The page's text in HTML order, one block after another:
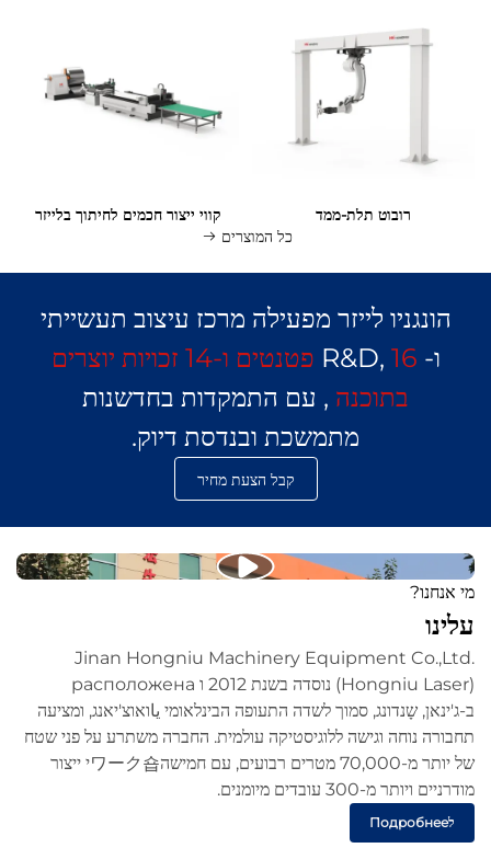
רובוט תלת-ממד
קווי ייצור חכמים לחיתוך בלייזר
כל המוצרים
הונגניו לייזר מפעילה מרכז עיצוב תעשייתי
ו- R&D,
16 פטנטים ו-14 זכויות יוצרים
בתוכנה , עם התמקדות בחדשנות
מתמשכת ובנדסת דיוק.
קבל הצעת מחיר
מי אנחנו?
עלינו
Jinan Hongniu Machinery Equipment Co.,Ltd.
(Hongniu Laser) נוסדה בשנת 2012 ו расположена
ב-ג'ינאן, שָנדונג, סמוך לשדה התעופה הבינלאומי ياואוצ'יאנג, ומציעה
תחבורה נוחה וגישה ללוגיסטיקה עולמית. החברה משתרע על פני שטח
של יותר מ-70,000 מטרים רבועים, עם חמישהワーク숍י ייצור
מודרניים ויותר מ-300 עובדים מיומנים.
לПодробнее